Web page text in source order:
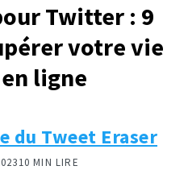
Twitter : 9
votre vie
ligne
du Tweet Eraser
10 MIN LIRE